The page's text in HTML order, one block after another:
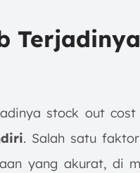
stock out cost
. Salah satu
yang akurat, di